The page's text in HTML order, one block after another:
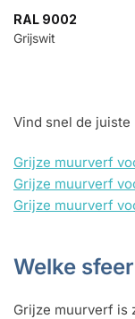
RAL 9002
Grijswit
Vind snel de juiste
Grijze muurverf
Grijze muurverf
Grijze muurverf
Welke
Grijze muurverf is